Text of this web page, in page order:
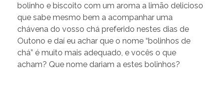
bolinho e biscoito com um aroma a limão delicioso
que sabe mesmo bem a acompanhar uma
chávena do vosso chá preferido nestes dias de
Outono e daí eu achar que o nome “bolinhos de
chá” é muito mais adequado, e vocês o que
acham? Que nome dariam a estes bolinhos?